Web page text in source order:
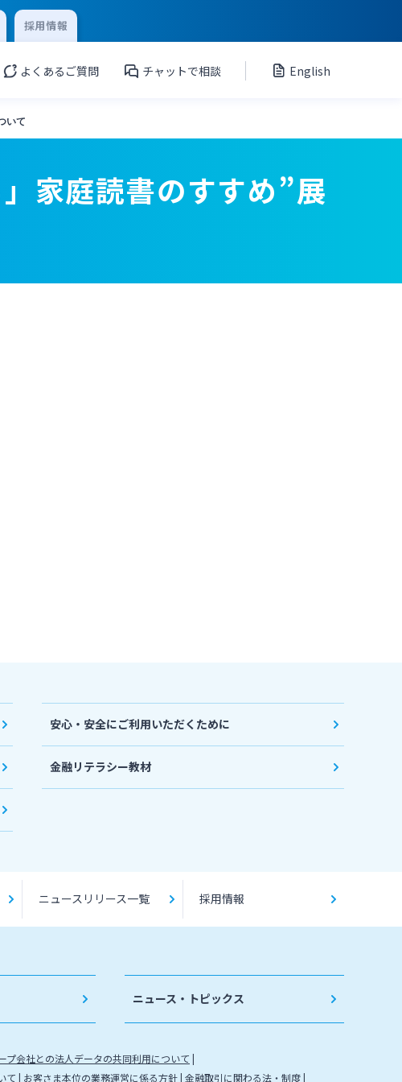
採用情報
よくあるご質問 チャットで相談 English
いて
家庭読書のすすめ”展
安心・安全にご利用いただくために
金融リテラシー教材
ニュースリリース一覧 採用情報
ニュース・トピックス
プ会社との法人データの共同利用について
て お客さま本位の業務運営に係る方針 金融取引に関わる法・制度